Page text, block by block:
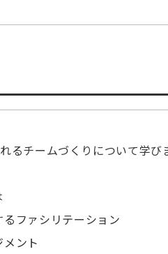
るチームづくりについて学び
ファシリテーション
ント